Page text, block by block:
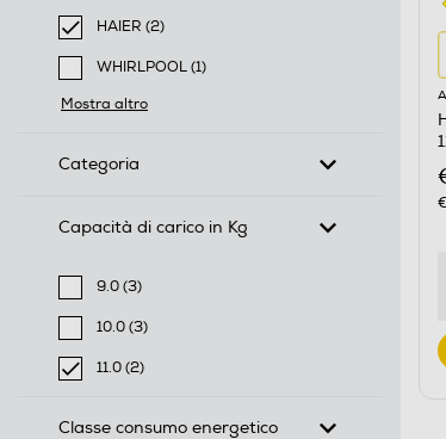
Filtra per Marca: CANDY
HAIER (2)
selected Filtro applicato per Marca: HAIER
WHIRLPOOL (1)
Filtra per Marca: WHIRLPOOL
Mostra altro
Categoria
Capacità di carico in Kg
9.0 (3)
Filtra per Capacità di carico in Kg: 9.0
10.0 (3)
Filtra per Capacità di carico in Kg: 10.0
11.0 (2)
Classe consumo energetico